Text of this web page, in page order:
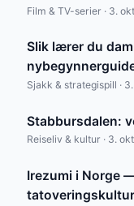
Film & TV-serier · 3.
Slik lærer du
Sjakk & strategispill ·
Stabbursdalen:
Reiseliv & kultur · 3.
Irezumi i Norge